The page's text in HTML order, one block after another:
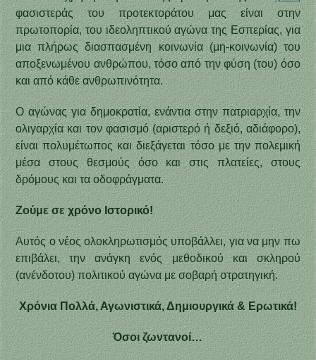
φασιστεράς του προτεκτοράτου μας είναι στην
πρωτοπορία, του ιδεοληπτικού αγώνα της Εσπερίας, για
μια πλήρως διασπασμένη κοινωνία (μη-κοινωνία) του
αποξενωμένου ανθρώπου, τόσο από την φύση (του) όσο
και από κάθε ανθρωπινότητα.
Ο αγώνας για δημοκρατία, ενάντια στην πατριαρχία, την
ολιγαρχία και τον φασισμό (αριστερό ή δεξιό, αδιάφορο),
είναι πολυμέτωπος και διεξάγεται τόσο με την πολεμική
μέσα στους θεσμούς όσο και στις πλατείες, στους
δρόμους και τα οδοφράγματα.
Ζούμε σε χρόνο Ιστορικό!
Αυτός ο νέος ολοκληρωτισμός υποβάλλει, για να μην πω
επιβάλει, την ανάγκη ενός μεθοδικού και σκληρού
(ανένδοτου) πολιτικού αγώνα με σοβαρή στρατηγική.
Χρόνια Πολλά, Αγωνιστικά, Δημιουργικά & Ερωτικά!
Όσοι ζωντανοί…